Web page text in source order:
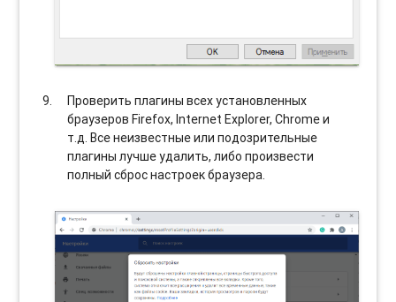
Проверить плагины всех установленных
браузеров Firefox, Internet Explorer, Chrome и
т.д. Все неизвестные или подозрительные
плагины лучше удалить, либо произвести
полный сброс настроек браузера.